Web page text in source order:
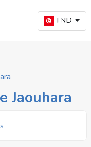
TND
Jaouhara